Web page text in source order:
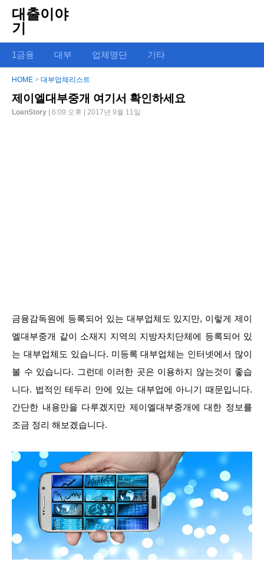
대출이야
기
1금융 대부 업체명단 기타
HOME > 대부업체리스트
제이엘대부중개 여기서 확인하세요
LoanStory | 6:09 오후 | 2017년 9월 11일
금융감독원에 등록되어 있는 대부업체도 있지만, 이렇게 제이
엘대부중개 같이 소재지 지역의 지방자치단체에 등록되어 있
는 대부업체도 있습니다. 미등록 대부업체는 인터넷에서 많이
볼 수 있습니다. 그런데 이러한 곳은 이용하지 않는것이 좋습
니다. 법적인 테두리 안에 있는 대부업에 아니기 때문입니다.
간단한 내용만을 다루겠지만 제이엘대부중개에 대한 정보를
조금 정리 해보겠습니다.